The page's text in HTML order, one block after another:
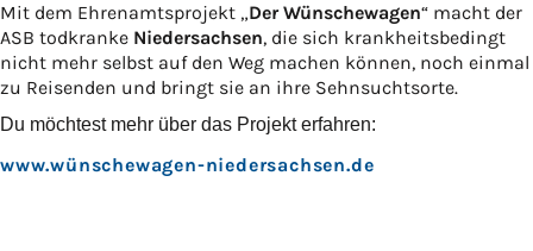
Mit dem Ehrenamtsprojekt „Der Wünschewagen“ macht der
ASB todkranke Niedersachsen, die sich krankheitsbedingt
nicht mehr selbst auf den Weg machen können, noch einmal
zu Reisenden und bringt sie an ihre Sehnsuchtsorte.
Du möchtest mehr über das Projekt erfahren:
www.wünschewagen-niedersachsen.de